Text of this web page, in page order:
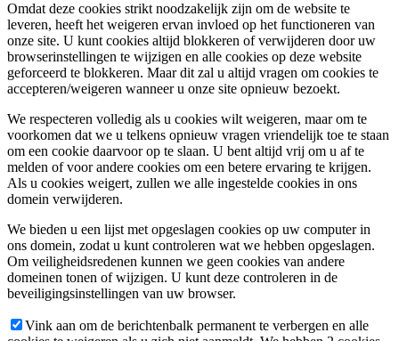
Omdat deze cookies strikt noodzakelijk zijn om de website te
leveren, heeft het weigeren ervan invloed op het functioneren van
onze site. U kunt cookies altijd blokkeren of verwijderen door uw
browserinstellingen te wijzigen en alle cookies op deze website
geforceerd te blokkeren. Maar dit zal u altijd vragen om cookies te
accepteren/weigeren wanneer u onze site opnieuw bezoekt.
We respecteren volledig als u cookies wilt weigeren, maar om te
voorkomen dat we u telkens opnieuw vragen vriendelijk toe te staan
om een cookie daarvoor op te slaan. U bent altijd vrij om u af te
melden of voor andere cookies om een betere ervaring te krijgen.
Als u cookies weigert, zullen we alle ingestelde cookies in ons
domein verwijderen.
We bieden u een lijst met opgeslagen cookies op uw computer in
ons domein, zodat u kunt controleren wat we hebben opgeslagen.
Om veiligheidsredenen kunnen we geen cookies van andere
domeinen tonen of wijzigen. U kunt deze controleren in de
beveiligingsinstellingen van uw browser.
Vink aan om de berichtenbalk permanent te verbergen en alle